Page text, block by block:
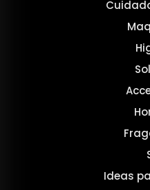
Ideas